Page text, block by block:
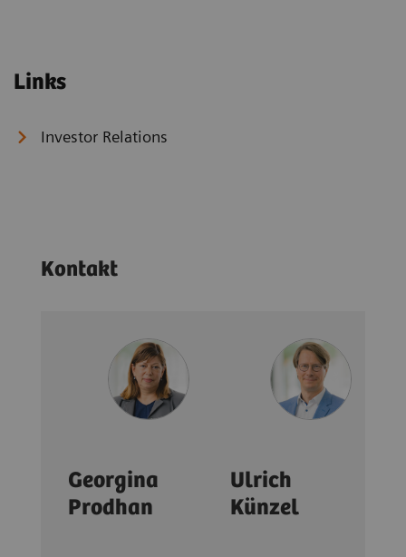
Links
Investor Relations
Kontakt
Georgina
Prodhan
Ulrich
Künzel